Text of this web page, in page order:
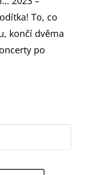
To, co
končí dvěma
po